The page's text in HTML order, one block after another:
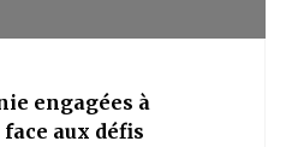
engagées à
aux défis